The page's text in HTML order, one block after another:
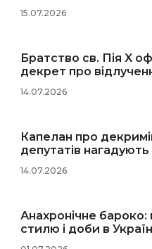
15.07.2026
Братство св. Пія X
декрет про
14.07.2026
Капелан про
депутатів нагадують
14.07.2026
Анахронічне бароко:
стилю і доби в